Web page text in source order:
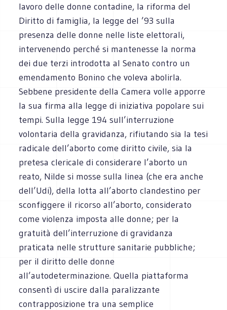
lavoro delle donne contadine, la riforma del
Diritto di famiglia, la legge del ’93 sulla
presenza delle donne nelle liste elettorali,
intervenendo perché si mantenesse la norma
dei due terzi introdotta al Senato contro un
emendamento Bonino che voleva abolirla.
Sebbene presidente della Camera volle apporre
la sua firma alla legge di iniziativa popolare sui
tempi. Sulla legge 194 sull’interruzione
volontaria della gravidanza, rifiutando sia la tesi
radicale dell’aborto come diritto civile, sia la
pretesa clericale di considerare l’aborto un
reato, Nilde si mosse sulla linea (che era anche
dell’Udi), della lotta all’aborto clandestino per
sconfiggere il ricorso all’aborto, considerato
come violenza imposta alle donne; per la
gratuità dell’interruzione di gravidanza
praticata nelle strutture sanitarie pubbliche;
per il diritto delle donne
all’autodeterminazione. Quella piattaforma
consentì di uscire dalla paralizzante
contrapposizione tra una semplice